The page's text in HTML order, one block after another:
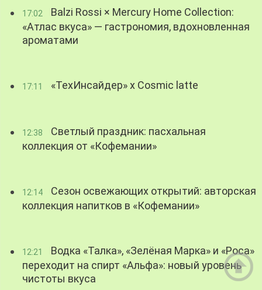
17:02
Balzi Rossi × Mercury Home Collection:
«Атлас вкуса» — гастрономия, вдохновленная
ароматами
17:11 «ТехИнсайдер» х Cosmic latte
12:38
Светлый праздник: пасхальная
коллекция от «Кофемании»
12:14
Сезон освежающих открытий: авторская
коллекция напитков в «Кофемании»
12:21
Водка «Талка», «Зелёная Марка» и «Роса»
переходит на спирт «Альфа»: новый уровень
чистоты вкуса